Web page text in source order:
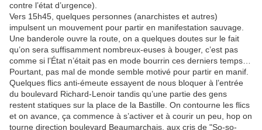
contre l’état d’urgence).
Vers 15h45, quelques personnes (anarchistes et autres)
impulsent un mouvement pour partir en manifestation sauvage.
Une banderole ouvre la route, on a quelques doutes sur le fait
qu’on sera suffisamment nombreux-euses à bouger, c’est pas
comme si l’État n’était pas en mode bourrin ces derniers temps…
Pourtant, pas mal de monde semble motivé pour partir en manif.
Quelques flics anti-émeute essayent de nous bloquer à l’entrée
du boulevard Richard-Lenoir tandis qu’une partie des gens
restent statiques sur la place de la Bastille. On contourne les flics
et on avance, ça commence à s’activer et à courir un peu, hop on
tourne direction boulevard Beaumarchais, aux cris de "So-so-